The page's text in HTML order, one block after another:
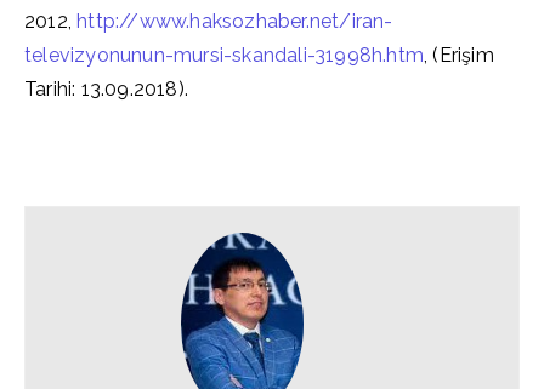
2012,http://www.haksozhaber.net/iran-
televizyonunun-mursi-skandali-31998h.htm, (Erişim
Tarihi: 13.09.2018).